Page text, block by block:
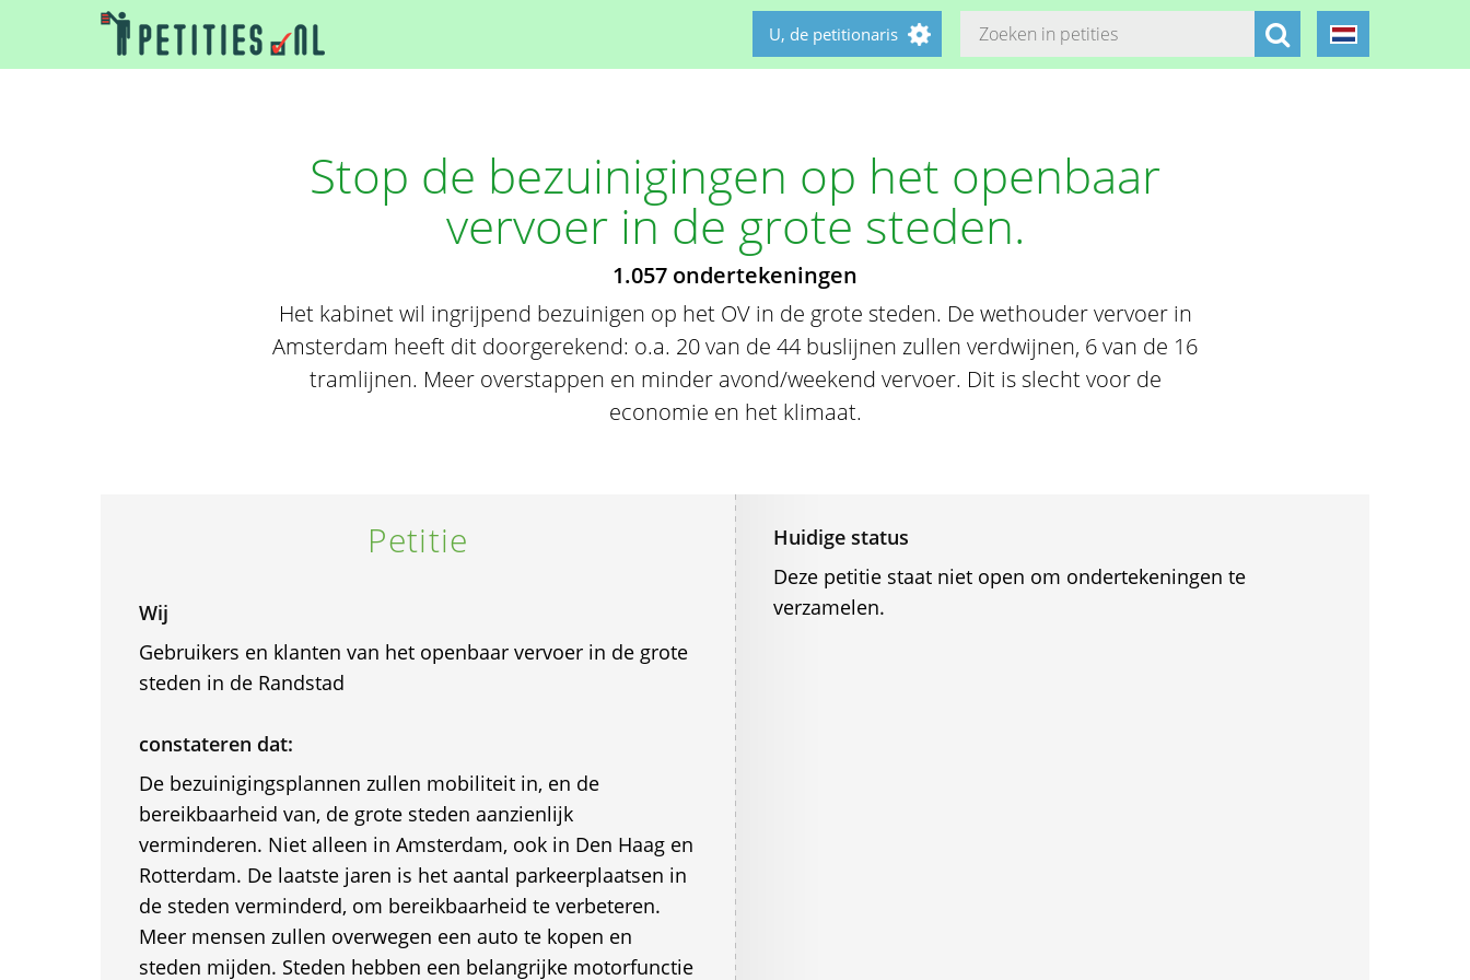
U, de petitionaris
Stop de bezuinigingen op het openbaar
vervoer in de grote steden.
1.057 ondertekeningen
Het kabinet wil ingrijpend bezuinigen op het OV in de grote steden. De wethouder vervoer in
Amsterdam heeft dit doorgerekend: o.a. 20 van de 44 buslijnen zullen verdwijnen, 6 van de 16
tramlijnen. Meer overstappen en minder avond/weekend vervoer. Dit is slecht voor de
economie en het klimaat.
Petitie
Wij
Gebruikers en klanten van het openbaar vervoer in de grote
steden in de Randstad
constateren dat:
De bezuinigingsplannen zullen mobiliteit in, en de
bereikbaarheid van, de grote steden aanzienlijk
verminderen. Niet alleen in Amsterdam, ook in Den Haag en
Rotterdam. De laatste jaren is het aantal parkeerplaatsen in
de steden verminderd, om bereikbaarheid te verbeteren.
Meer mensen zullen overwegen een auto te kopen en
steden mijden. Steden hebben een belangrijke motorfunctie
Huidige status
Deze petitie staat niet open om ondertekeningen te
verzamelen.